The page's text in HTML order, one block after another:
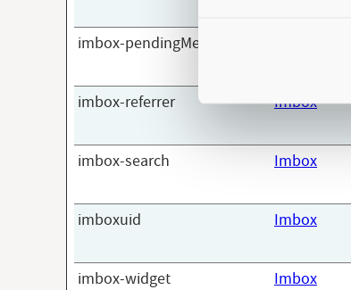
imbox-pendingMessages
imbox-referrer
Imbox
imbox-search
Imbox
imboxuid
Imbox
imbox-widget Imbox